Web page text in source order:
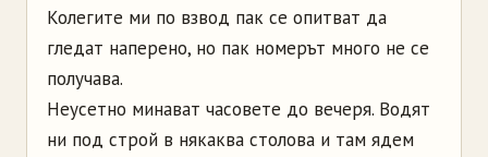
Колегите ми по взвод пак се опитват да
гледат наперено, но пак номерът много не се
получава.
Неусетно минават часовете до вечеря. Водят
ни под строй в някаква столова и там ядем